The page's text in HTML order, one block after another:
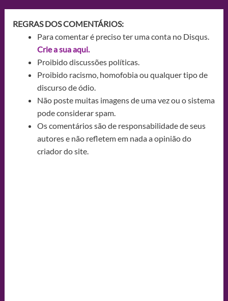
REGRAS DOS COMENTÁRIOS:
Para comentar é preciso ter uma conta no Disqus.
Crie a sua aqui.
Proibido discussões políticas.
Proibido racismo, homofobia ou qualquer tipo de
discurso de ódio.
Não poste muitas imagens de uma vez ou o sistema
pode considerar spam.
Os comentários são de responsabilidade de seus
autores e não refletem em nada a opinião do
criador do site.